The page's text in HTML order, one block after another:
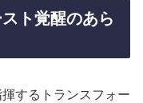
ト覚醒のあら
するトランスフォー